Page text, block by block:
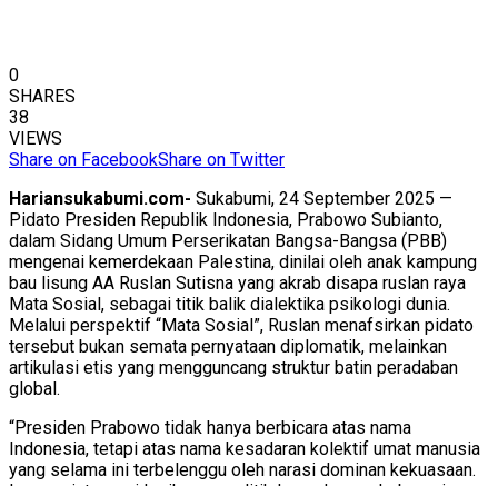
0
SHARES
38
VIEWS
Share on FacebookShare on Twitter
Hariansukabumi.com- Sukabumi, 24 September 2025 —
Pidato Presiden Republik Indonesia, Prabowo Subianto,
dalam Sidang Umum Perserikatan Bangsa-Bangsa (PBB)
mengenai kemerdekaan Palestina, dinilai oleh anak kampung
bau lisung AA Ruslan Sutisna yang akrab disapa ruslan raya
Mata Sosial, sebagai titik balik dialektika psikologi dunia.
Melalui perspektif “Mata Sosial”, Ruslan menafsirkan pidato
tersebut bukan semata pernyataan diplomatik, melainkan
artikulasi etis yang mengguncang struktur batin peradaban
global.
“Presiden Prabowo tidak hanya berbicara atas nama
Indonesia, tetapi atas nama kesadaran kolektif umat manusia
yang selama ini terbelenggu oleh narasi dominan kekuasaan.